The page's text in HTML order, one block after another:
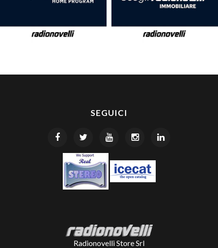
SEGUICI
Radionovelli Store Srl